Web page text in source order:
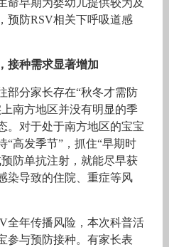
预防RSV相关下呼吸道感
接种需求显著增加
部分家长存在“秋冬才需防
南方地区并没有明显的季
。对于处于南方地区的宝宝
“高发季节”，抓住“早期时
防单抗注射，就能尽早获
染导致的住院、重症等风
全年传播风险，本次科普活
参与预防接种。有家长表